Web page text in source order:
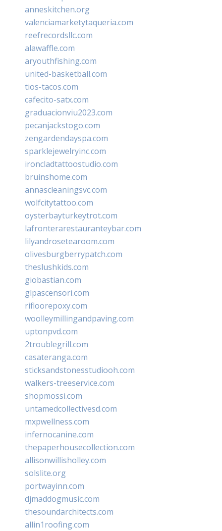
anneskitchen.org
valenciamarketytaqueria.com
reefrecordsllc.com
alawaffle.com
aryouthfishing.com
united-basketball.com
tios-tacos.com
cafecito-satx.com
graduacionviu2023.com
pecanjackstogo.com
zengardendayspa.com
sparklejewelryinc.com
ironcladtattoostudio.com
bruinshome.com
annascleaningsvc.com
wolfcitytattoo.com
oysterbayturkeytrot.com
lafronterarestauranteybar.com
lilyandrosetearoom.com
olivesburgberrypatch.com
theslushkids.com
giobastian.com
glpascensori.com
rifloorepoxy.com
woolleymillingandpaving.com
uptonpvd.com
2troublegrill.com
casateranga.com
sticksandstonesstudiooh.com
walkers-treeservice.com
shopmossi.com
untamedcollectivesd.com
mxpwellness.com
infernocanine.com
thepaperhousecollection.com
allisonwillisholley.com
solslite.org
portwayinn.com
djmaddogmusic.com
thesoundarchitects.com
allin1roofing.com